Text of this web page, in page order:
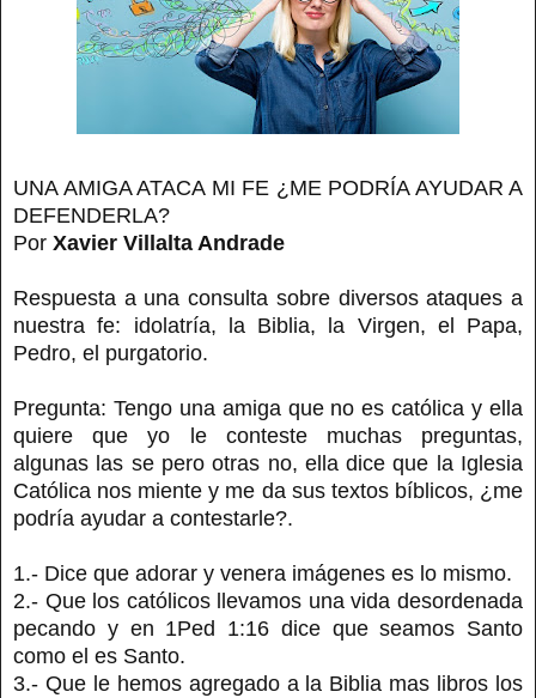
UNA AMIGA ATACA MI FE ¿ME PODRÍA AYUDAR A
DEFENDERLA?
Por Xavier Villalta Andrade
Respuesta a una consulta sobre diversos ataques a
nuestra fe: idolatría, la Biblia, la Virgen, el Papa,
Pedro, el purgatorio.
Pregunta: Tengo una amiga que no es católica y ella
quiere que yo le conteste muchas preguntas,
algunas las se pero otras no, ella dice que la Iglesia
Católica nos miente y me da sus textos bíblicos, ¿me
podría ayudar a contestarle?.
1.- Dice que adorar y venera imágenes es lo mismo.
2.- Que los católicos llevamos una vida desordenada
pecando y en 1Ped 1:16 dice que seamos Santo
como el es Santo.
3.- Que le hemos agregado a la Biblia mas libros los